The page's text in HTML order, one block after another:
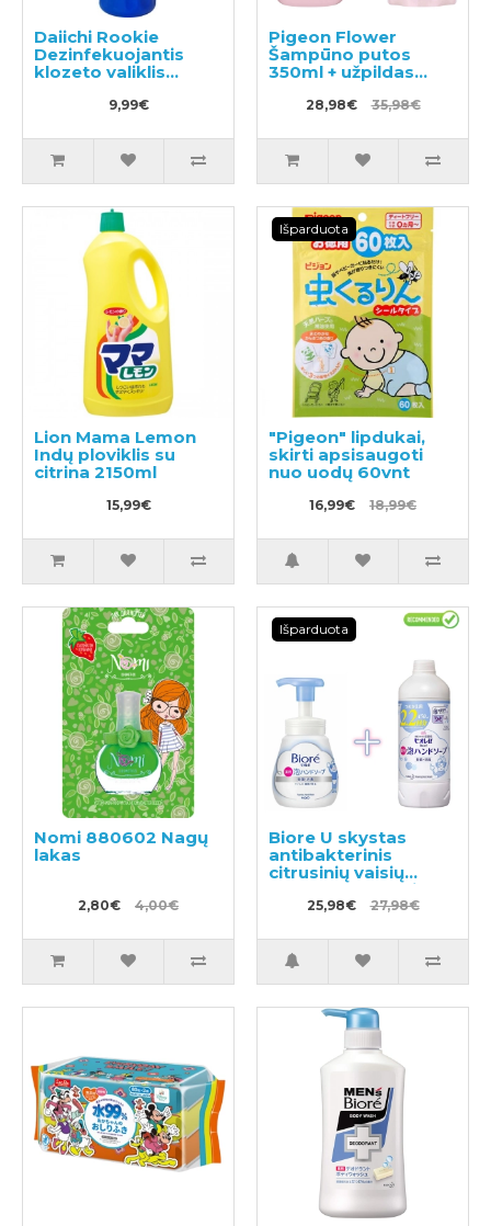
Daiichi Rookie
Dezinfekuojantis
klozeto valiklis
9,99€
Pigeon Flower
Šampūno putos
350ml + užpildas
28,98€ 35,98€
Lion Mama Lemon
Indų ploviklis su
citrina 2150ml
15,99€
Išparduota
"Pigeon" lipdukai,
skirti apsisaugoti
nuo uodų 60vnt
16,99€ 18,99€
Nomi 880602 Nagų
lakas
2,80€ 4,00€
Išparduota
Biore U skystas
antibakterinis
citrusinių vaisių
kvapo rankų muilas
240ml + užpildas
25,98€ 27,98€